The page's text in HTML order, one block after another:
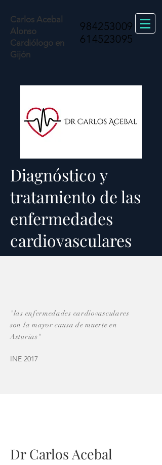
Carlos Acebal
Alonso
Cardiólogo en
Gijón
984253009
614523095
Diagnóstico y
tratamiento de las
enfermedades
cardiovasculares
"las enfermedades cardiovasculares
son la mayor causa de muerte en
Asturias"
INE 2017
Dr Carlos Acebal